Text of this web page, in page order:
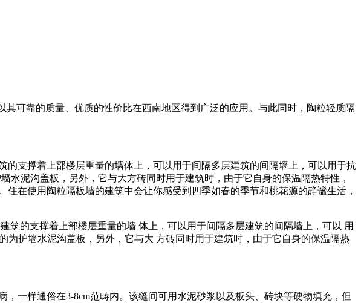
可靠的质量、优质的性价比在西南地区得到广泛的应用。与此同时，陶粒轻质隔
支撑着上部楼层重量的墙体上，可以用于间隔多层建筑的间隔墙上，可以用于抗
泥沟盖板，另外，它与大方砖同时用于建筑时，由于它自身的保温隔热特性，
在使用陶粒隔板墙的建筑中会让你感受到四季如春的季节和桃花源的静谧生活，
的支撑着上部楼层重量的墙 体上，可以用于间隔多层建筑的间隔墙上，可以 用
护墙水泥沟盖板，另外，它与大 方砖同时用于建筑时，由于它自身的保温隔热
一样通俗在3-8cm范畴内。该缝间可用水泥砂浆以及板头、砖块等硬物填充，但